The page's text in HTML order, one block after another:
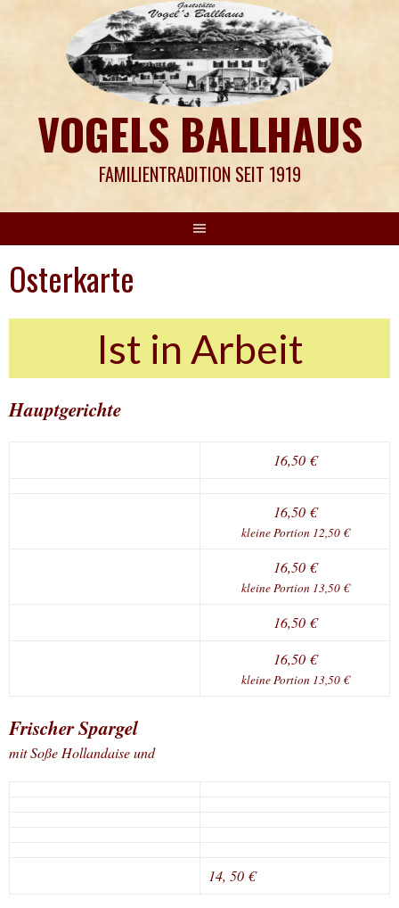
VOGELS BALLHAUS
FAMILIENTRADITION SEIT 1919
Osterkarte
Ist in Arbeit
Hauptgerichte
16,50 €
16,50 €
kleine Portion 12,50 €
16,50 €
kleine Portion 13,50 €
16,50 €
16,50 €
kleine Portion 13,50 €
Frischer Spargel
mit Soße Hollandaise und
14, 50 €